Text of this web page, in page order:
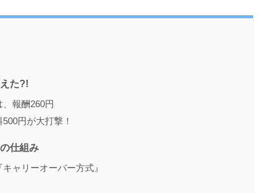
た?!
報酬260円
円が大打撃！
仕組み
ャリーオーバー方式』